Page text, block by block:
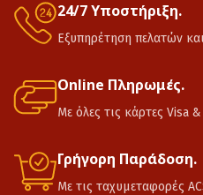
24/7 Υποστήριξη.
Εξυπηρέτηση πελατών
Online Πληρωμές.
Με όλες τις κάρτες Visa
Γρήγορη Παράδοση.
Με τις ταχυμεταφορές